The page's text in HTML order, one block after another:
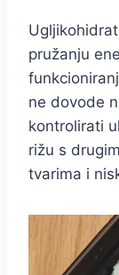
pružanju
ne dovode
kontrolirati
rižu s
tvarima i